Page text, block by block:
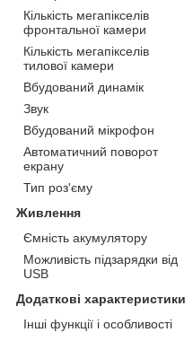
Кількість мегапікселів
фронтальної камери
Кількість мегапікселів
тилової камери
Вбудований динамік
Звук
Вбудований мікрофон
Автоматичний поворот
екрану
Тип роз'єму
Живлення
Ємність акумулятору
Можливість підзарядки від
USB
Додаткові характеристики
Інші функції і особливості